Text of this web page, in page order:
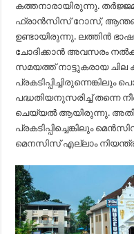
കത്തനാരായിരുന്നു.
ഫ്രാൻസിസ് റോസ്,
ഉണ്ടായിരുന്നു. ലത്തിൻ
ചോദിക്കാൻ അവസരം
സമയത്ത് നാട്ടുകരായ ചില
പദ്ധതിയനുസരിച്ച് തന്നെ
ചെയ്യൽ ആയിരുന്നു.
പ്രകടിപ്പിച്ചെങ്കിലും
മെനസിസ് എല്ലാം